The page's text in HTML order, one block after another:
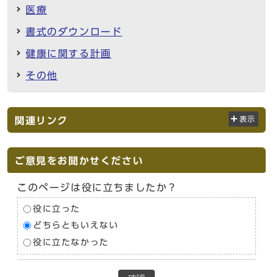
医療
書式のダウンロード
健康に関する計画
その他
関連リンク 表示
ご意見をお聞かせください
このページは役に立ちましたか？
役に立った
どちらともいえない
役に立たなかった